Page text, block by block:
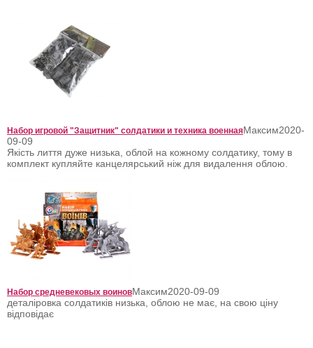
Набор игровой "Защитник" солдатики и техника военнаяМаксим2020-
09-09
Якість лиття дуже низька, облой на кожному солдатику, тому в
комплект купляйте канцелярський ніж для видалення облою.
Набор средневековых воиновМаксим2020-09-09
деталіровка солдатиків низька, облою не має, на свою ціну
відповідає